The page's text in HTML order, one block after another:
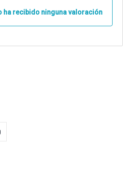
ha recibido ninguna valoración